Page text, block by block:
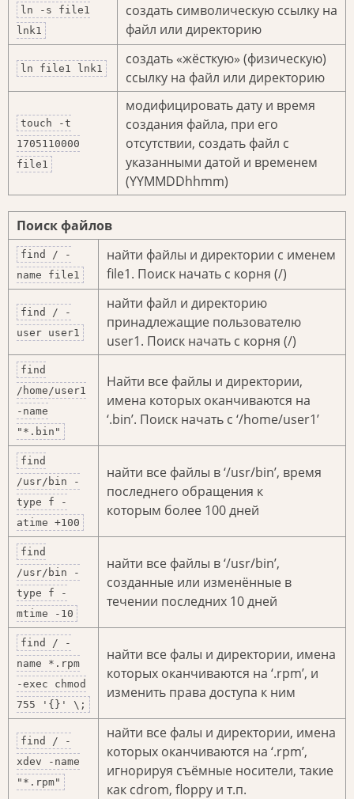
ln -s file1
lnk1
создать символическую ссылку на
файл или директорию
ln file1 lnk1
создать «жёсткую» (физическую)
ссылку на файл или директорию
touch -t
1705110000
file1
модифицировать дату и время
создания файла, при его
отсутствии, создать файл с
указанными датой и временем
(YYMMDDhhmm)
Поиск файлов
find / -
name file1
найти файлы и директории с именем
file1. Поиск начать с корня (/)
find / -
user user1
найти файл и директорию
принадлежащие пользователю
user1. Поиск начать с корня (/)
find
/home/user1
-name
"*.bin"
Найти все файлы и директории,
имена которых оканчиваются на
‘.bin’. Поиск начать с ‘/home/user1’
find
/usr/bin -
type f -
atime +100
найти все файлы в ‘/usr/bin’, время
последнего обращения к
которым более 100 дней
find
/usr/bin -
type f -
mtime -10
найти все файлы в ‘/usr/bin’,
созданные или изменённые в
течении последних 10 дней
find / -
name *.rpm
-exec chmod
755 '{}' \;
найти все фалы и директории, имена
которых оканчиваются на ‘.rpm’, и
изменить права доступа к ним
find / -
xdev -name
"*.rpm"
найти все фалы и директории, имена
которых оканчиваются на ‘.rpm’,
игнорируя съёмные носители, такие
как cdrom, floppy и т.п.